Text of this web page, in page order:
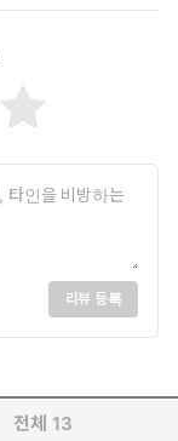
리뷰 등록
전체 13